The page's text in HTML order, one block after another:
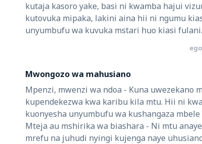
kutaja kasoro yake, basi ni kwamba hajui
kutovuka mipaka, lakini aina hii ni ngumu
unyumbufu wa kuvuka mstari huo kiasi fulani.
Mwongozo wa mahusiano
Mpenzi, mwenzi wa ndoa - Kuna uwezekano
kupendekezwa kwa karibu kila mtu. Hii ni
kuonyesha unyumbufu wa kushangaza mbele
Mteja au mshirika wa biashara - Ni mtu
mrefu na juhudi nyingi kujenga naye